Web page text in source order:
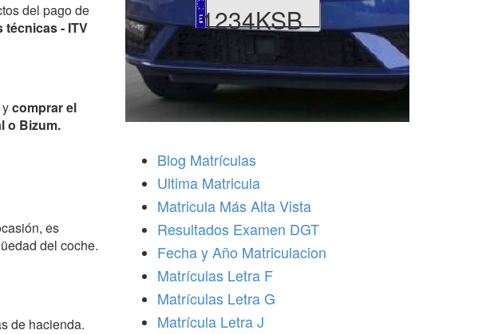
del pago de
técnicas - ITV
comprar el
o Bizum.
es
del coche.
de hacienda.
1234KSB
Blog Matrículas
Ultima Matricula
Matricula Más Alta Vista
Resultados Examen DGT
Fecha y Año Matriculacion
Matrículas Letra F
Matrículas Letra G
Matrícula Letra J